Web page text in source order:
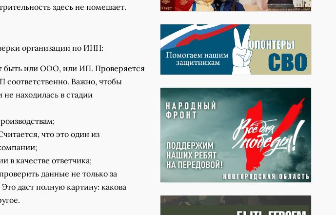
здесь не помешает.
организации по ИНН:
быть или ООО, или ИП. Проверяется
Важно, чтобы
находилась в стадии
что это один из
в качестве ответчика;
данные не только за
даст полную картину: какова